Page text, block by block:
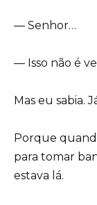
— Senhor…
— Isso não é
Mas eu sabia.
Porque
para tomar
estava lá.